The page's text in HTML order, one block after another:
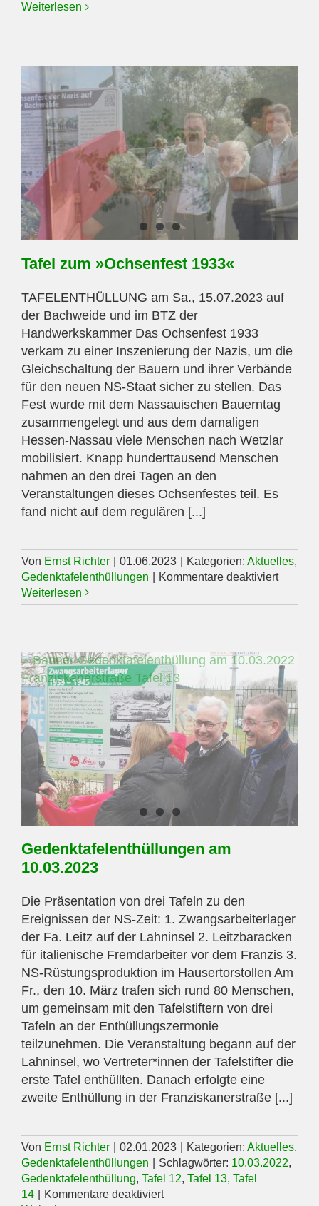
Gedenktafeln
–
1.
Tafel
in
Herborn
Weiterlesen
Tafel zum »Ochsenfest 1933«
TAFELENTHÜLLUNG am Sa., 15.07.2023 auf
der Bachweide und im BTZ der
Handwerkskammer Das Ochsenfest 1933
verkam zu einer Inszenierung der Nazis, um die
Gleichschaltung der Bauern und ihrer Verbände
für den neuen NS-Staat sicher zu stellen. Das
Fest wurde mit dem Nassauischen Bauerntag
zusammengelegt und aus dem damaligen
Hessen-Nassau viele Menschen nach Wetzlar
mobilisiert. Knapp hunderttausend Menschen
nahmen an den drei Tagen an den
Veranstaltungen dieses Ochsenfestes teil. Es
fand nicht auf dem regulären [...]
Von Ernst Richter 01.06.2023 Kategorien: Aktuelles,
Gedenktafelenthüllungen
Kommentare deaktiviertfür
zum
Weiterlesen
Gedenktafelenthüllungen am
10.03.2023
Die Präsentation von drei Tafeln zu den
Ereignissen der NS-Zeit: 1. Zwangsarbeiterlager
der Fa. Leitz auf der Lahninsel 2. Leitzbaracken
für italienische Fremdarbeiter vor dem Franzis 3.
NS-Rüstungsproduktion im Hausertorstollen Am
Fr., den 10. März trafen sich rund 80 Menschen,
um gemeinsam mit den Tafelstiftern von drei
Tafeln an der Enthüllungszermonie
teilzunehmen. Die Veranstaltung begann auf der
Lahninsel, wo Vertreter*innen der Tafelstifter die
erste Tafel enthüllten. Danach erfolgte eine
zweite Enthüllung in der Franziskanerstraße [...]
Von Ernst Richter 02.01.2023 Kategorien: Aktuelles,
Gedenktafelenthüllungen
Schlagwörter: 10.03.2022,
Gedenktafelenthüllung, Tafel 12, Tafel 13, Tafel
14
Kommentare deaktiviertfür